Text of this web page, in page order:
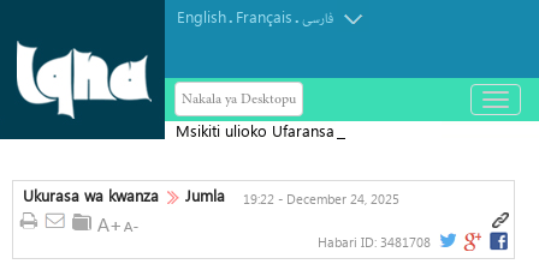
English. Français.فارسی
Nakala ya Desktopu
باز
و
Msikiti ulioko Ufaransa wafungwa,
Ukurasa wa kwanza
Jumla 19:22 - December 24, 2025
Habari ID: 3481708